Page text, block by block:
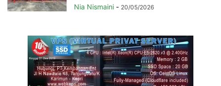
Nia Nismaini - 20/05/2026